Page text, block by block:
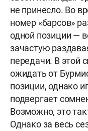
не принесло. Во
номер «барсов»
одной позиции —
зачастую
передачи. В этой
ожидать от
позиции, однако
подвергает
Возможно, это
Однако за весь